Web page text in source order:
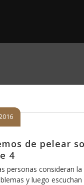
de pelear
4
personas consideran
y luego